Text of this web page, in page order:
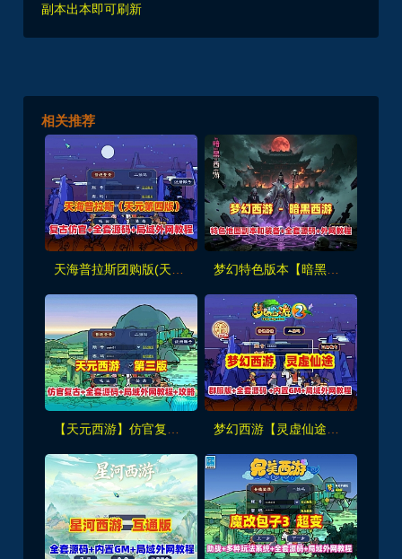
副本出本即可刷新
相关推荐
梦幻特色版本【暗黑西游】暗黑副本-大陆-神器-称号等众多新鲜玩法，带全套源码及外网架设教程